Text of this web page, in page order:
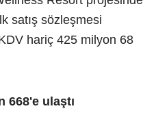
satış sözleşmesi
hariç 425 milyon 68
668'e ulaştı